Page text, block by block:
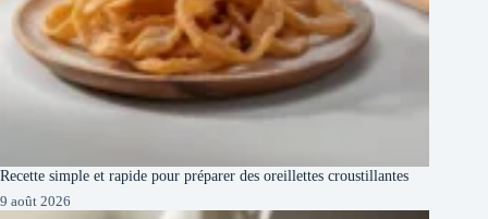
Recette simple et rapide pour préparer des oreillettes croustillantes
9 août 2026